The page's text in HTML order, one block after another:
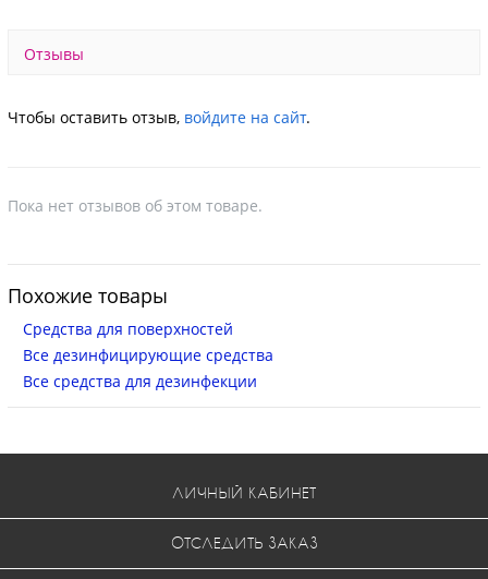
Отзывы
Чтобы оставить отзыв, войдите на сайт.
Пока нет отзывов об этом товаре.
Похожие товары
Средства для поверхностей
Все дезинфицирующие средства
Все средства для дезинфекции
ЛИЧНЫЙ КАБИНЕТ
ОТСЛЕДИТЬ ЗАКАЗ